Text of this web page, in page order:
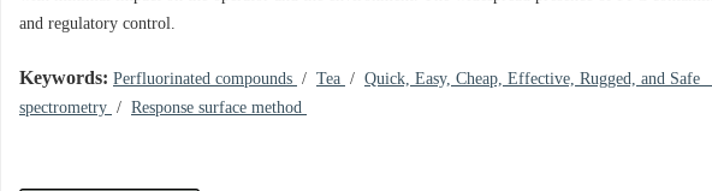
and regulatory control.
Keywords: Perfluorinated compounds / Tea / Quick, Easy, Cheap, Effective, Rugged, and Safe
spectrometry / Response surface method